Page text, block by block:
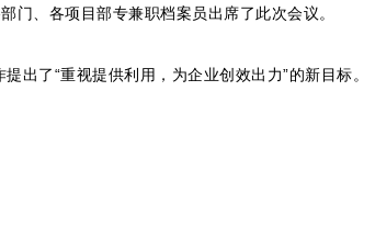
门、各项目部专兼职档案员出席了此次会议。
了“重视提供利用，为企业创效出力”的新目标。